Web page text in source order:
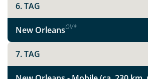
Teile diese Reise
Charme, Live-Musik und
6. TAG
New OrleansOV*
7. TAG